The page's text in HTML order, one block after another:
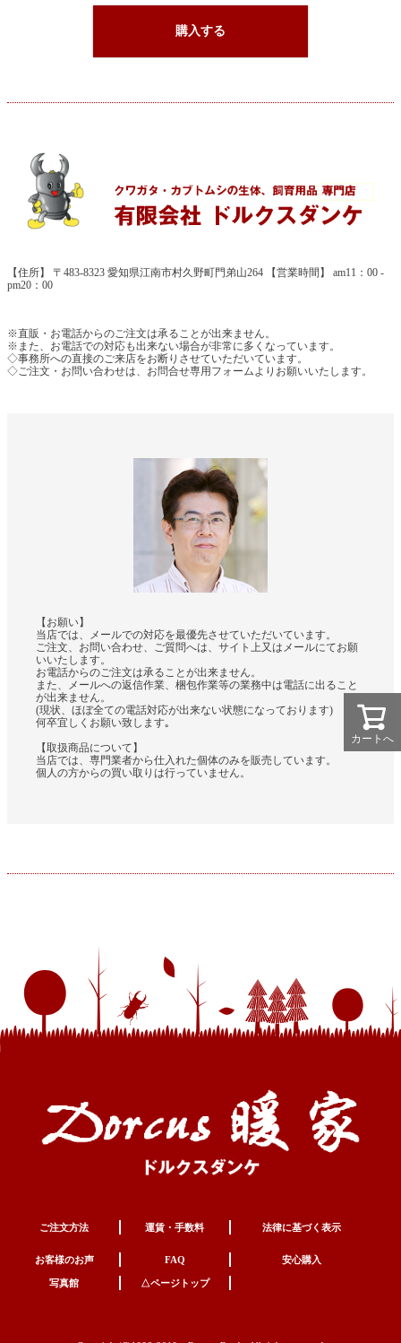
購入する
【住所】 〒483-8323 愛知県江南市村久野町門弟山264 【営業時間】 am11：00 -
pm20：00
※直販・お電話からのご注文は承ることが出来ません。
※また、お電話での対応も出来ない場合が非常に多くなっています。
◇事務所への直接のご来店をお断りさせていただいています。
◇ご注文・お問い合わせは、お問合せ専用フォームよりお願いいたします。
【お願い】
当店では、メールでの対応を最優先させていただいています。
ご注文、お問い合わせ、ご質問へは、サイト上又はメールにてお願
いいたします。
お電話からのご注文は承ることが出来ません。
また、メールへの返信作業、梱包作業等の業務中は電話に出ること
が出来ません。
(現状、ほぼ全ての電話対応が出来ない状態になっております)
何卒宜しくお願い致します｡
【取扱商品について】
当店では、専門業者から仕入れた個体のみを販売しています。
個人の方からの買い取りは行っていません。
ご注文方法 運賃・手数料 法律に基づく表示
お客様のお声 FAQ 安心購入
写真館 △ページトップ
カートへ